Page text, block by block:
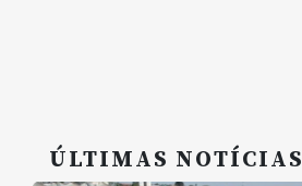
ÚLTIMAS NOTÍCIAS